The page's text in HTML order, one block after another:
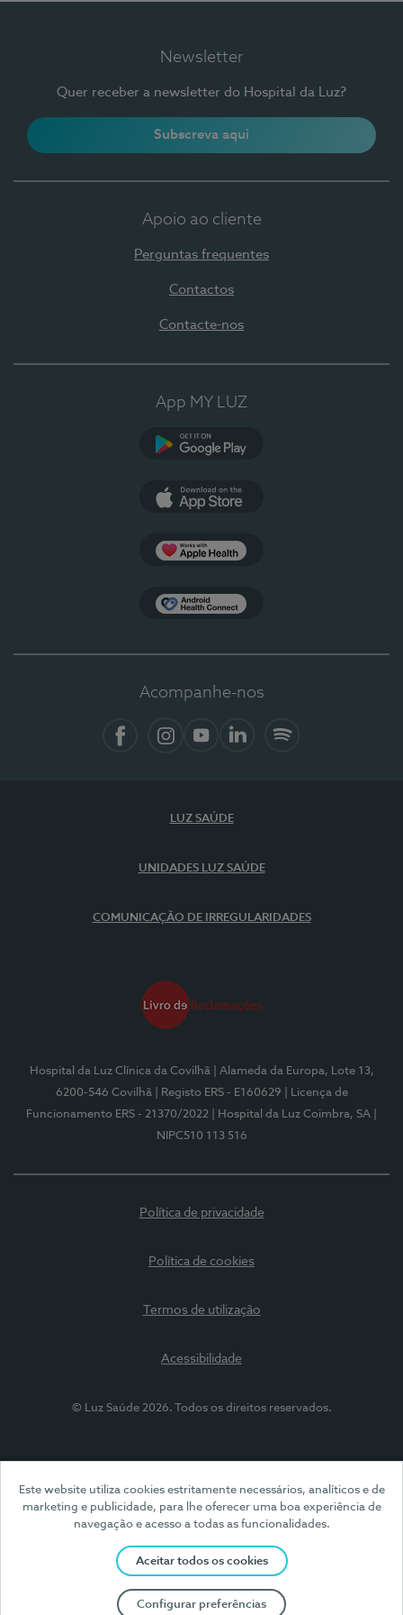
Este website utiliza cookies estritamente necessários, analíticos e de
marketing e publicidade, para lhe oferecer uma boa experiência de
navegação e acesso a todas as funcionalidades.
Aceitar todos os cookies
Configurar preferências
Newsletter
Quer receber a newsletter do Hospital da Luz?
Subscreva aqui
Apoio ao cliente
Perguntas frequentes
Contactos
Contacte-nos
App MY LUZ
Acompanhe-nos
LUZ SAÚDE
UNIDADES LUZ SAÚDE
COMUNICAÇÃO DE IRREGULARIDADES
Hospital da Luz Clínica da Covilhã
| Alameda da Europa, Lote 13,
6200-546 Covilhã
| Registo ERS - E160629
| Licença de
Funcionamento ERS - 21370/2022
| Hospital da Luz Coimbra, SA
NIPC510 113 516
Política de privacidade
Política de cookies
Termos de utilização
Acessibilidade
© Luz Saúde 2026. Todos os direitos reservados.